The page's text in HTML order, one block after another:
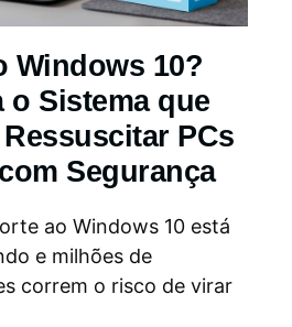
Windows 10?
o Sistema que
PCs
Segurança
ao Windows 10 está
e milhões de
correm o risco de virar